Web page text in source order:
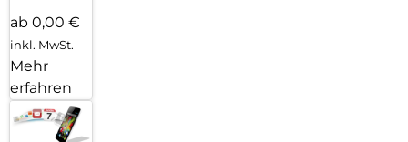
ab 0,00 €
inkl. MwSt.
Mehr
erfahren